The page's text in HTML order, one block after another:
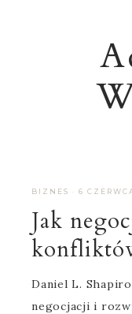
BIZNES · 6
Jak
Daniel L.
negocjacji i